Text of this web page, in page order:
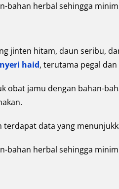
bahan herbal sehingga
jinten hitam, daun seribu,
haid, terutama pegal
obat jamu dengan bahan-
terdapat data yang
bahan herbal sehingga